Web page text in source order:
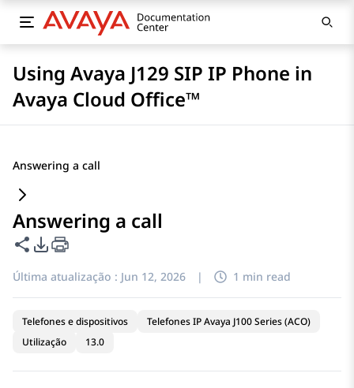
Using Avaya J129 SIP IP Phone in
Avaya Cloud Office™
Answering a call
Answering a call
Compartilhar esta página
Opções de exportação de PDF
Última atualização : Jun 12, 2026 | 1 min read
Telefones e dispositivos
Telefones IP Avaya J100 Series (ACO)
Utilização
13.0